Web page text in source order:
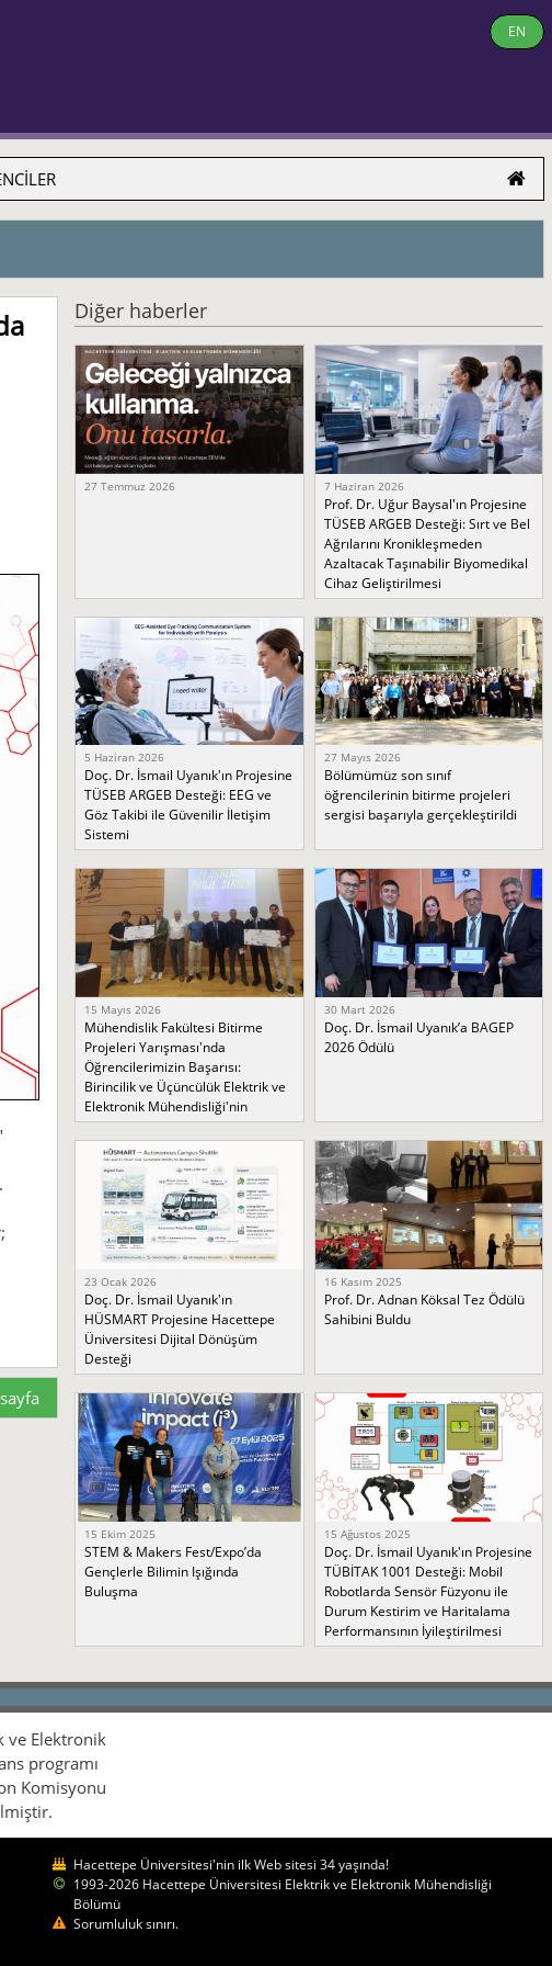
EN
Diğer haberler
27 Temmuz 2026 7 Haziran 2026
Prof. Dr. Uğur Baysal'ın Projesine
TÜSEB ARGEB Desteği: Sırt ve Bel
Ağrılarını Kronikleşmeden
Azaltacak Taşınabilir Biyomedikal
Cihaz Geliştirilmesi
5 Haziran 2026
Doç. Dr. İsmail Uyanık'ın Projesine
TÜSEB ARGEB Desteği: EEG ve
Göz Takibi ile Güvenilir İletişim
Sistemi
27 Mayıs 2026
Bölümümüz son sınıf
öğrencilerinin bitirme projeleri
sergisi başarıyla gerçekleştirildi
15 Mayıs 2026
Mühendislik Fakültesi Bitirme
Projeleri Yarışması'nda
Öğrencilerimizin Başarısı:
Birincilik ve Üçüncülük Elektrik ve
Elektronik Mühendisliği'nin
30 Mart 2026
Doç. Dr. İsmail Uyanık’a BAGEP
2026 Ödülü
23 Ocak 2026
Doç. Dr. İsmail Uyanık'ın
HÜSMART Projesine Hacettepe
Üniversitesi Dijital Dönüşüm
Desteği
16 Kasım 2025
Prof. Dr. Adnan Köksal Tez Ödülü
Sahibini Buldu
15 Ekim 2025
STEM & Makers Fest/Expo’da
Gençlerle Bilimin Işığında
Buluşma
15 Ağustos 2025
Doç. Dr. İsmail Uyanık'ın Projesine
TÜBİTAK 1001 Desteği: Mobil
Robotlarda Sensör Füzyonu ile
Durum Kestirim ve Haritalama
Performansının İyileştirilmesi
ve Elektronik
programı
Komisyonu
Hacettepe Üniversitesi'nin ilk Web sitesi 34 yaşında!
1993-2026 Hacettepe Üniversitesi Elektrik ve Elektronik Mühendisliği
Bölümü
Sorumluluk sınırı.